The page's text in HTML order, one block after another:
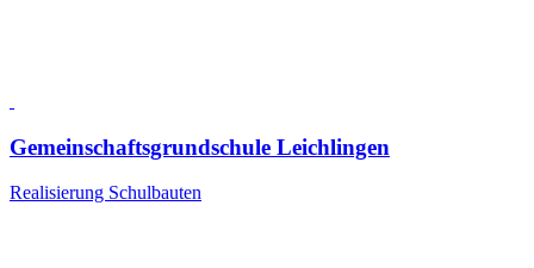
Gemeinschaftsgrundschule Leichlingen
Realisierung Schulbauten